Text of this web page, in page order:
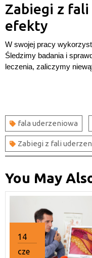
Zabiegi z fali
efekty
W swojej pracy
Śledzimy badania i
leczenia, zaliczymy
fala uderzeniowa
Zabiegi z fali
You May
14
cze